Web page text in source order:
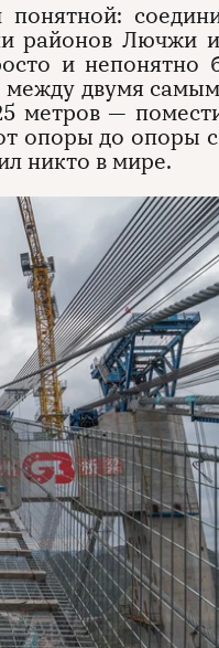
районов Лючжи
и непонятно
двумя
метров —
опоры до опоры
никто в мире.